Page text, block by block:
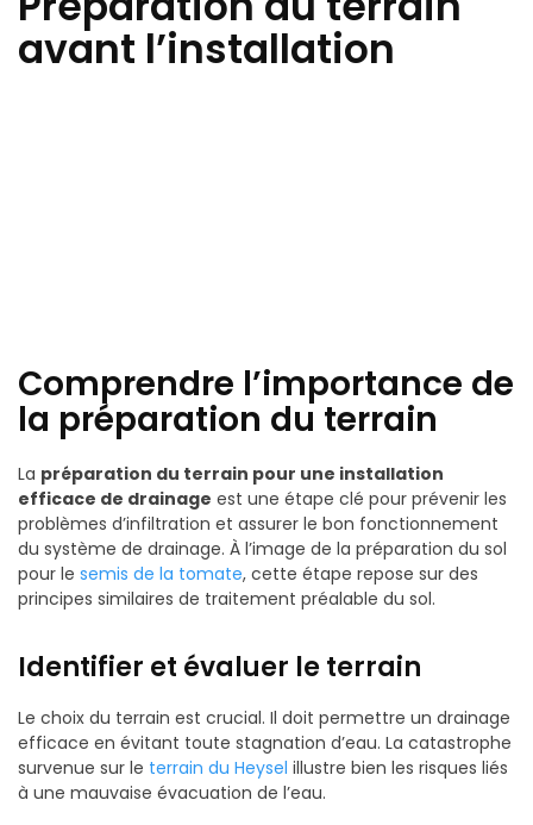
avant l’installation
Comprendre l’importance de
la préparation du terrain
La préparation du terrain pour une installation
efficace de drainage est une étape clé pour prévenir les
problèmes d’infiltration et assurer le bon fonctionnement
du système de drainage. À l’image de la préparation du sol
pour le semis de la tomate, cette étape repose sur des
principes similaires de traitement préalable du sol.
Identifier et évaluer le terrain
Le choix du terrain est crucial. Il doit permettre un drainage
efficace en évitant toute stagnation d’eau. La catastrophe
survenue sur le terrain du Heysel illustre bien les risques liés
à une mauvaise évacuation de l’eau.